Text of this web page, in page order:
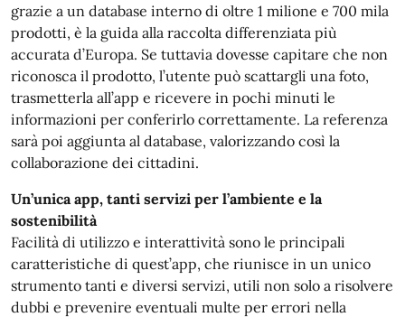
grazie a un database interno di oltre 1 milione e 700 mila
prodotti, è la guida alla raccolta differenziata più
accurata d’Europa. Se tuttavia dovesse capitare che non
riconosca il prodotto, l’utente può scattargli una foto,
trasmetterla all’app e ricevere in pochi minuti le
informazioni per conferirlo correttamente. La referenza
sarà poi aggiunta al database, valorizzando così la
collaborazione dei cittadini.
Un’unica app, tanti servizi per l’ambiente e la
sostenibilità
Facilità di utilizzo e interattività sono le principali
caratteristiche di quest’app, che riunisce in un unico
strumento tanti e diversi servizi, utili non solo a risolvere
dubbi e prevenire eventuali multe per errori nella